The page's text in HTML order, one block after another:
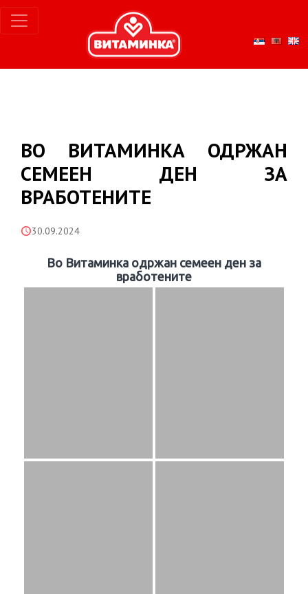
ВО ВИТАМИНКА ОДРЖАН
СЕМЕЕН ДЕН ЗА
ВРАБОТЕНИТЕ
30.09.2024
Во Витаминка одржан семеен ден за
вработените